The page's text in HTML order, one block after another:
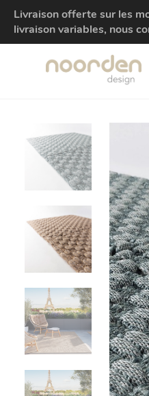
Livraison offerte sur les
livraison variables, nous